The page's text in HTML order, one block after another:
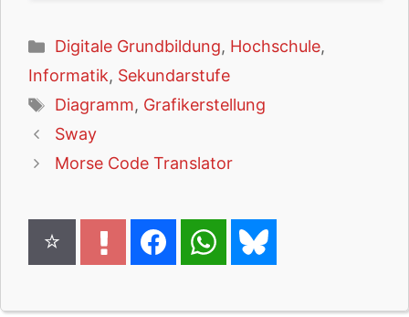
Kategorien
Digitale Grundbildung, Hochschule,
Informatik, Sekundarstufe
Schlagwörter
Diagramm, Grafikerstellung
Sway
Morse Code Translator